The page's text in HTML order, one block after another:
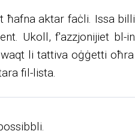
aktar faċli. Issa
Ukoll, f'azzjonijiet
li tattiva oġġetti
fil-lista.